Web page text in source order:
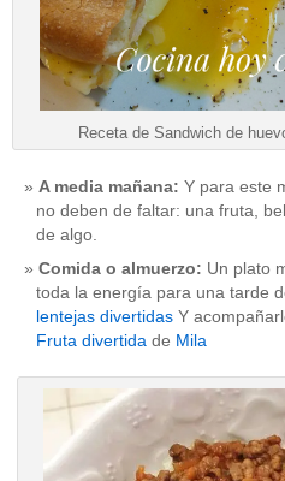
Receta de Sandwich de
A media mañana: Y para este
no deben de faltar: una fruta,
de algo.
Comida o almuerzo: Un plato
toda la energía para una tarde
lentejas divertidas Y
Fruta divertida de Mila